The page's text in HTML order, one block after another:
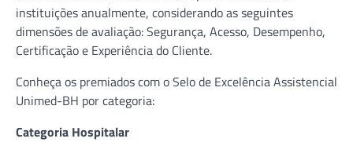
instituições anualmente, considerando as seguintes
dimensões de avaliação: Segurança, Acesso, Desempenho,
Certificação e Experiência do Cliente.
Conheça os premiados com o Selo de Excelência Assistencial
Unimed-BH por categoria:
Categoria Hospitalar